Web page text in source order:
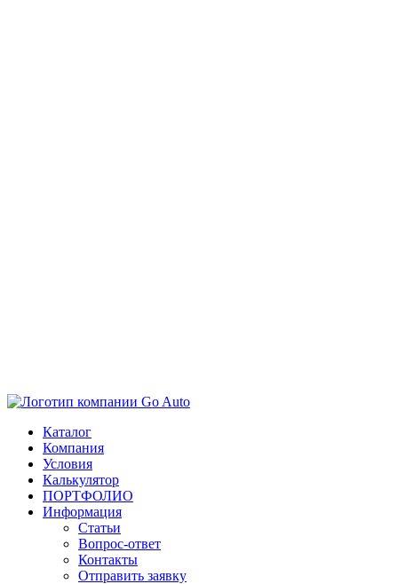
Каталог
Компания
Условия
Калькулятор
ПОРТФОЛИО
Информация
Статьи
Вопрос-ответ
Контакты
Отправить заявку